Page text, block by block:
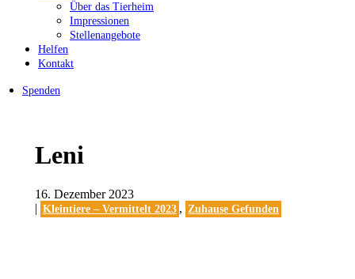
Über das Tierheim
Impressionen
Stellenangebote
Helfen
Kontakt
Spenden
Leni
16. Dezember 2023
| Kleintiere – Vermittelt 2023 , Zuhause Gefunden